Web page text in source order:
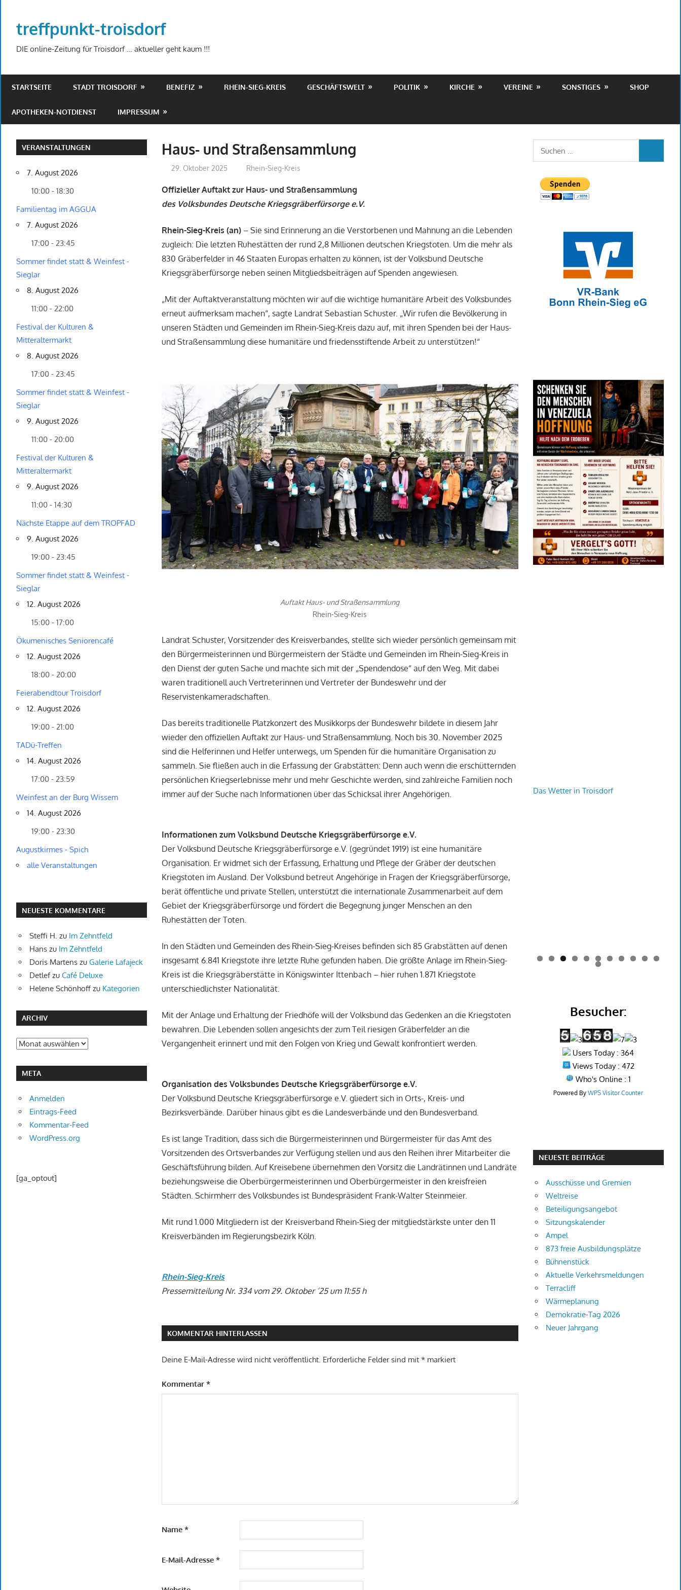
springen
treffpunkt-troisdorf
DIE online-Zeitung für Troisdorf … aktueller geht kaum !!!
STARTSEITE STADT TROISDORF BENEFIZ RHEIN-SIEG-KREIS GESCHÄFTSWELT POLITIK KIRCHE VEREINE SONSTIGES SHOP
APOTHEKEN-NOTDIENST IMPRESSUM
Haus- und Straßensammlung
29. Oktober 2025 treffpunkt
Rhein-Sieg-Kreis
Offizieller Auftakt zur Haus- und Straßensammlung
des Volksbundes Deutsche Kriegsgräberfürsorge e.V.
Rhein-Sieg-Kreis (an) – Sie sind Erinnerung an die Verstorbenen und Mahnung an die Lebenden
zugleich: Die letzten Ruhestätten der rund 2,8 Millionen deutschen Kriegstoten. Um die mehr als
830 Gräberfelder in 46 Staaten Europas erhalten zu können, ist der Volksbund Deutsche
Kriegsgräberfürsorge neben seinen Mitgliedsbeiträgen auf Spenden angewiesen.
„Mit der Auftaktveranstaltung möchten wir auf die wichtige humanitäre Arbeit des Volksbundes
erneut aufmerksam machen“, sagte Landrat Sebastian Schuster. „Wir rufen die Bevölkerung in
unseren Städten und Gemeinden im Rhein-Sieg-Kreis dazu auf, mit ihren Spenden bei der Haus-
und Straßensammlung diese humanitäre und friedensstiftende Arbeit zu unterstützen!“
Auftakt Haus- und Straßensammlung
Rhein-Sieg-Kreis
Landrat Schuster, Vorsitzender des Kreisverbandes, stellte sich wieder persönlich gemeinsam mit
den Bürgermeisterinnen und Bürgermeistern der Städte und Gemeinden im Rhein-Sieg-Kreis in
den Dienst der guten Sache und machte sich mit der „Spendendose“ auf den Weg. Mit dabei
waren traditionell auch Vertreterinnen und Vertreter der Bundeswehr und der
Reservistenkameradschaften.
Das bereits traditionelle Platzkonzert des Musikkorps der Bundeswehr bildete in diesem Jahr
wieder den offiziellen Auftakt zur Haus- und Straßensammlung. Noch bis 30. November 2025
sind die Helferinnen und Helfer unterwegs, um Spenden für die humanitäre Organisation zu
sammeln. Sie fließen auch in die Erfassung der Grabstätten: Denn auch wenn die erschütternden
persönlichen Kriegserlebnisse mehr und mehr Geschichte werden, sind zahlreiche Familien noch
immer auf der Suche nach Informationen über das Schicksal ihrer Angehörigen.
Informationen zum Volksbund Deutsche Kriegsgräberfürsorge e.V.
Der Volksbund Deutsche Kriegsgräberfürsorge e.V. (gegründet 1919) ist eine humanitäre
Organisation. Er widmet sich der Erfassung, Erhaltung und Pflege der Gräber der deutschen
Kriegstoten im Ausland. Der Volksbund betreut Angehörige in Fragen der Kriegsgräberfürsorge,
berät öffentliche und private Stellen, unterstützt die internationale Zusammenarbeit auf dem
Gebiet der Kriegsgräberfürsorge und fördert die Begegnung junger Menschen an den
Ruhestätten der Toten.
In den Städten und Gemeinden des Rhein-Sieg-Kreises befinden sich 85 Grabstätten auf denen
insgesamt 6.841 Kriegstote ihre letzte Ruhe gefunden haben. Die größte Anlage im Rhein-Sieg-
Kreis ist die Kriegsgräberstätte in Königswinter Ittenbach – hier ruhen 1.871 Kriegstote
unterschiedlichster Nationalität.
Mit der Anlage und Erhaltung der Friedhöfe will der Volksbund das Gedenken an die Kriegstoten
bewahren. Die Lebenden sollen angesichts der zum Teil riesigen Gräberfelder an die
Vergangenheit erinnert und mit den Folgen von Krieg und Gewalt konfrontiert werden.
Organisation des Volksbundes Deutsche Kriegsgräberfürsorge e.V.
Der Volksbund Deutsche Kriegsgräberfürsorge e.V. gliedert sich in Orts-, Kreis- und
Bezirksverbände. Darüber hinaus gibt es die Landesverbände und den Bundesverband.
Es ist lange Tradition, dass sich die Bürgermeisterinnen und Bürgermeister für das Amt des
Vorsitzenden des Ortsverbandes zur Verfügung stellen und aus den Reihen ihrer Mitarbeiter die
Geschäftsführung bilden. Auf Kreisebene übernehmen den Vorsitz die Landrätinnen und Landräte
beziehungsweise die Oberbürgermeisterinnen und Oberbürgermeister in den kreisfreien
Städten. Schirmherr des Volksbundes ist Bundespräsident Frank-Walter Steinmeier.
Mit rund 1.000 Mitgliedern ist der Kreisverband Rhein-Sieg der mitgliedstärkste unter den 11
Kreisverbänden im Regierungsbezirk Köln.
Rhein-Sieg-Kreis
Pressemitteilung Nr. 334 vom 29. Oktober ’25 um 11:55 h
KOMMENTAR HINTERLASSEN
Deine E-Mail-Adresse wird nicht veröffentlicht. Erforderliche Felder sind mit* markiert
Kommentar*
Name*
E-Mail-Adresse*
VERANSTALTUNGEN
7. August 2026
10:00 - 18:30
Familientag im AGGUA
7. August 2026
17:00 - 23:45
Sommer findet statt & Weinfest -
Sieglar
8. August 2026
11:00 - 22:00
Festival der Kulturen &
Mitteraltermarkt
8. August 2026
17:00 - 23:45
Sommer findet statt & Weinfest -
Sieglar
9. August 2026
11:00 - 20:00
Festival der Kulturen &
Mitteraltermarkt
9. August 2026
11:00 - 14:30
Nächste Etappe auf dem TROPFAD
9. August 2026
19:00 - 23:45
Sommer findet statt & Weinfest -
Sieglar
12. August 2026
15:00 - 17:00
Ökumenisches Seniorencafé
12. August 2026
18:00 - 20:00
Feierabendtour Troisdorf
12. August 2026
19:00 - 21:00
TADü-Treffen
14. August 2026
17:00 - 23:59
Weinfest an der Burg Wissem
14. August 2026
19:00 - 23:30
Augustkirmes - Spich
alle Veranstaltungen
NEUESTE KOMMENTARE
Steffi H. zu Im Zehntfeld
Hanszu Im Zehntfeld
Doris Martenszu Galerie Lafajeck
Detlefzu Café Deluxe
Helene Schönhoffzu Kategorien
ARCHIV
Archiv
META
Anmelden
Eintrags-Feed
Kommentar-Feed
WordPress.org
[ga_optout]
Das Wetter in Troisdorf
0 1
2
Besucher:
Users Today : 364
Views Today : 472
Who's Online : 1
Powered ByWPS Visitor Counter
NEUESTE BEITRÄGE
Ausschüsse und Gremien
Weltreise
Beteiligungsangebot
Sitzungskalender
Ampel
873 freie Ausbildungsplätze
Bühnenstück
Aktuelle Verkehrsmeldungen
Terracliff
Wärmeplanung
Demokratie-Tag 2026
Neuer Jahrgang